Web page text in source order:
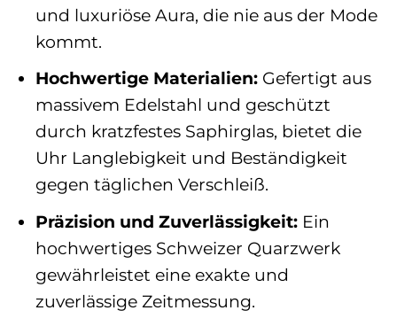
und luxuriöse Aura, die nie aus der Mode
kommt.
Hochwertige Materialien:Gefertigt aus
massivem Edelstahl und geschützt
durch kratzfestes Saphirglas, bietet die
Uhr Langlebigkeit und Beständigkeit
gegen täglichen Verschleiß.
Präzision und Zuverlässigkeit:Ein
hochwertiges Schweizer Quarzwerk
gewährleistet eine exakte und
zuverlässige Zeitmessung.